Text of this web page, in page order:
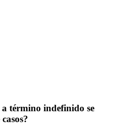
término indefinido se